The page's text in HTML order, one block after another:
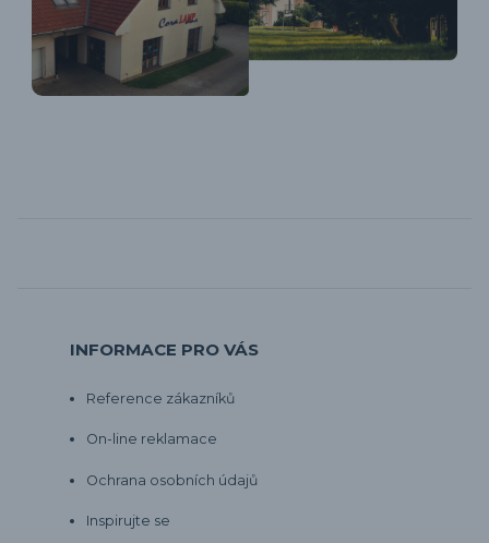
INFORMACE PRO VÁS
Reference zákazníků
On-line reklamace
Ochrana osobních údajů
Inspirujte se